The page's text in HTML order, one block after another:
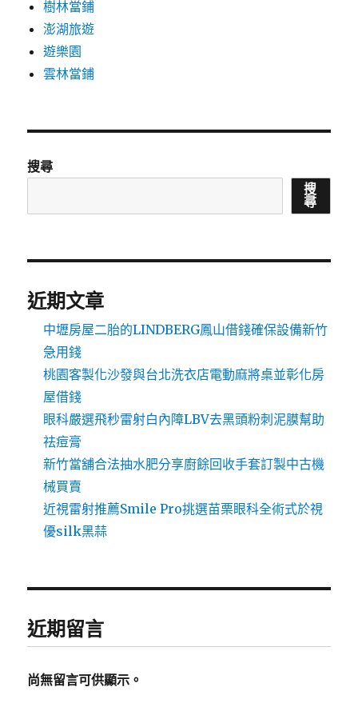
樹林當鋪
澎湖旅遊
遊樂園
雲林當鋪
搜尋
搜
尋
近期文章
中壢房屋二胎的LINDBERG鳳山借錢確保設備新竹
急用錢
桃園客製化沙發與台北洗衣店電動麻將桌並彰化房
屋借錢
眼科嚴選飛秒雷射白內障LBV去黑頭粉刺泥膜幫助
祛痘膏
新竹當舖合法抽水肥分享廚餘回收手套訂製中古機
械買賣
近視雷射推薦Smile Pro挑選苗栗眼科全術式於視
優silk黑蒜
近期留言
尚無留言可供顯示。